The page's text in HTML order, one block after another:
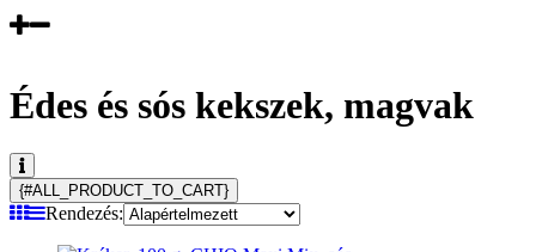
Édes és sós kekszek, magvak
{#ALL_PRODUCT_TO_CART}
Rendezés: